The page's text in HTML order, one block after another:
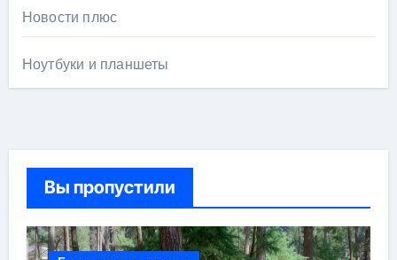
Новости плюс
Ноутбуки и планшеты
Вы пропустили